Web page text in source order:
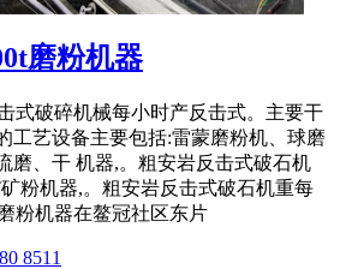
磨粉机器
式破碎机械每小时产反击式。主要干
工艺设备主要包括:雷蒙磨粉机、球磨
磨、干 机器,。粗安岩反击式破石机
粉机器,。粗安岩反击式破石机重每
粉机器在鳌冠社区东片
8511